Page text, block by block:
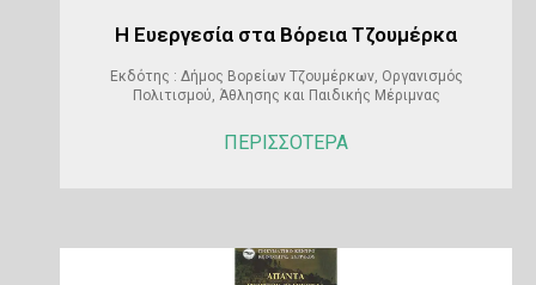
Η Ευεργεσία στα Βόρεια Τζουμέρκα
Εκδότης : Δήμος Βορείων Τζουμέρκων, Οργανισμός
Πολιτισμού, Άθλησης και Παιδικής Μέριμνας
ΠΕΡΙΣΣΟΤΕΡΑ